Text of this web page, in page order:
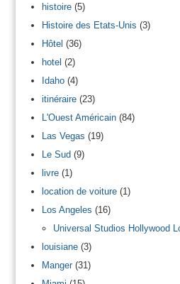
histoire(5)
Histoire des Etats-Unis (3)
Hôtel (36)
hotel (2)
Idaho(4)
itinéraire(23)
L'Ouest Américain(84)
Las Vegas (19)
Le Sud(9)
livre(1)
location de voiture(1)
Los Angeles (16)
Universal Studios Hollywood
louisiane(3)
Manger(31)